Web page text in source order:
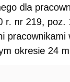
dla
nr 219, poz.
okresie 24